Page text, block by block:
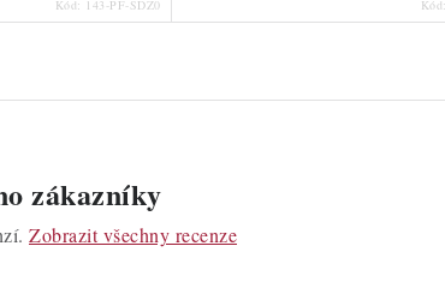
Kód: 143-PF-SDZ0 Kód:
zákazníky
Zobrazit všechny recenze